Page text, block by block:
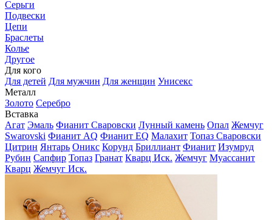
Серьги
Подвески
Цепи
Браслеты
Колье
Другое
Для кого
Для детей Для мужчин Для женщин Унисекс
Металл
Золото Серебро
Вставка
Агат Эмаль Фианит Сваровски Лунный камень Опал Жемчуг
Swarovski Фианит AQ Фианит EQ Малахит Топаз Сваровски
Цитрин Янтарь Оникс Корунд Бриллиант Фианит Изумруд
Рубин Сапфир Топаз Гранат Кварц Иск. Жемчуг Муассанит
Кварц Жемчуг Иск.